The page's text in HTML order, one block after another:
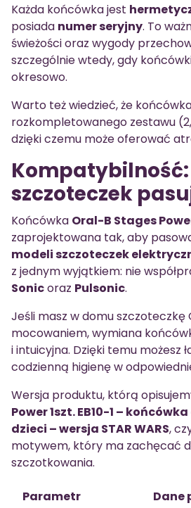
Każda końcówka jest
posiada numer seryjny. To
świeżości oraz wygody
szczególnie wtedy, gdy
okresowo.
Warto też wiedzieć, że
rozkompletowanego zestawu
dzięki czemu może oferować
szczoteczek
Końcówka Oral-B Stages
zaprojektowana tak, aby
modeli szczoteczek
z jednym wyjątkiem: nie
Sonicoraz Pulsonic.
Jeśli masz w domu szczoteczkę
mocowaniem, wymiana
i intuicyjna. Dzięki temu możesz
codzienną higienę w
Wersja produktu, którą
Power 1szt. EB10-1 –
dzieci – wersja STAR WARS,
motywem, który ma zachęcać
szczotkowania.
Parametr
Dane